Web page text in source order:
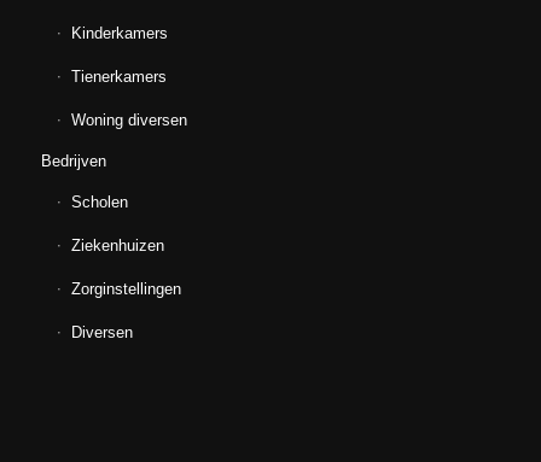
Kinderkamers
Tienerkamers
Woning diversen
Bedrijven
Scholen
Ziekenhuizen
Zorginstellingen
Diversen